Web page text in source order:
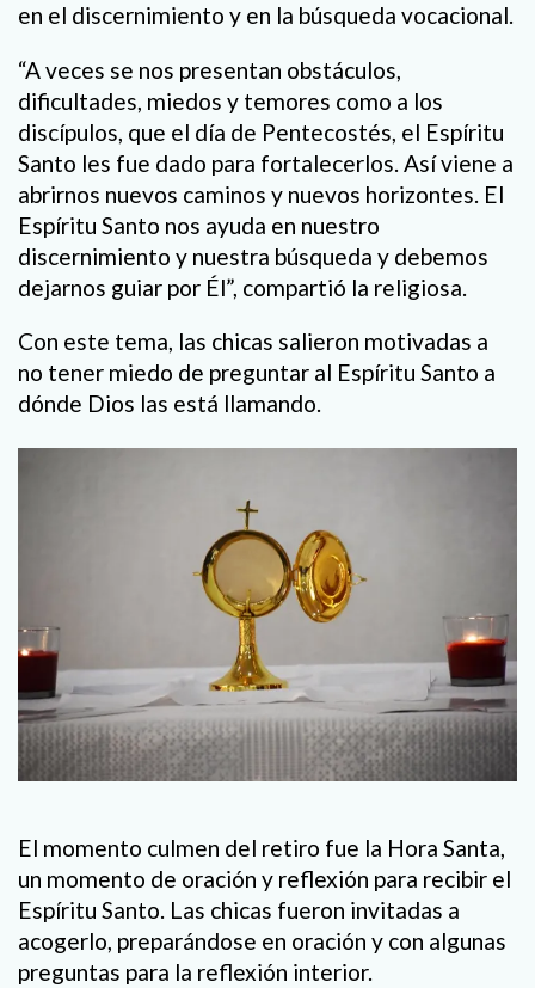
en el discernimiento y en la búsqueda vocacional.
“A veces se nos presentan obstáculos,
dificultades, miedos y temores como a los
discípulos, que el día de Pentecostés, el Espíritu
Santo les fue dado para fortalecerlos. Así viene a
abrirnos nuevos caminos y nuevos horizontes. El
Espíritu Santo nos ayuda en nuestro
discernimiento y nuestra búsqueda y debemos
dejarnos guiar por Él”, compartió la religiosa.
Con este tema, las chicas salieron motivadas a
no tener miedo de preguntar al Espíritu Santo a
dónde Dios las está llamando.
El momento culmen del retiro fue la Hora Santa,
un momento de oración y reflexión para recibir el
Espíritu Santo. Las chicas fueron invitadas a
acogerlo, preparándose en oración y con algunas
preguntas para la reflexión interior.